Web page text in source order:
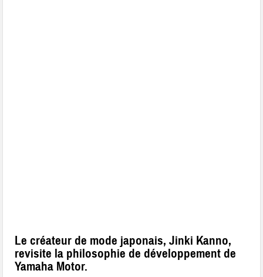
Le créateur de mode japonais,Jinki Kanno,
revisite la philosophie de développement de
Yamaha Motor.